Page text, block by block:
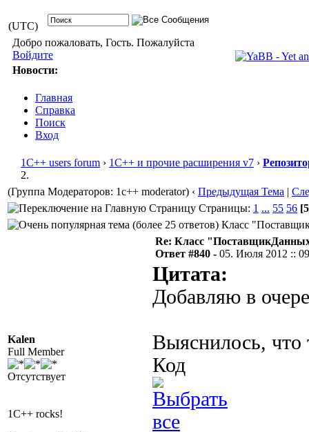
(UTC)
Добро пожаловать, Гость. Пожалуйста
Войдите
Новости:
Главная
Справка
Поиск
Вход
1С++ users forum › 1С++ и прочие расширения v7 ›
2.
(Группа Модераторов: 1c++ moderator) ‹ Предыдущая Тема |
Страницы: 1 ... 55 56
Класс
Kalen
Full Member
Отсутствует
1C++ rocks!
Re: Класс
Ответ #840 - 05. Июля 2012 ::
Цитата:
Добавляю в
Выяснилось, что
Код